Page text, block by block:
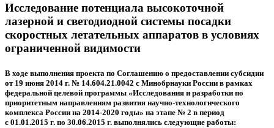
Исследование потенциала высокоточной
лазерной и светодиодной системы посадки
скоростных летательных аппаратов в условиях
ограниченной видимости
В ходе выполнения проекта по Соглашению о предоставлении субсидии
от 19 июня 2014 г. № 14.604.21.0042 с Минобрнауки России в рамках
федеральной целевой программы «Исследования и разработки по
приоритетным направлениям развития научно-технологического
комплекса России на 2014-2020 годы» на этапе № 2 в период
с 01.01.2015 г. по 30.06.2015 г. выполнялись следующие работы: